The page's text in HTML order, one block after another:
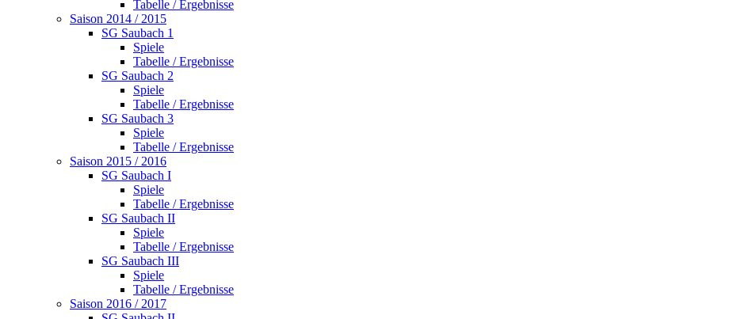
Tabelle / Ergebnisse
Saison 2014 / 2015
SG Saubach 1
Spiele
Tabelle / Ergebnisse
SG Saubach 2
Spiele
Tabelle / Ergebnisse
SG Saubach 3
Spiele
Tabelle / Ergebnisse
Saison 2015 / 2016
SG Saubach I
Spiele
Tabelle / Ergebnisse
SG Saubach II
Spiele
Tabelle / Ergebnisse
SG Saubach III
Spiele
Tabelle / Ergebnisse
Saison 2016 / 2017